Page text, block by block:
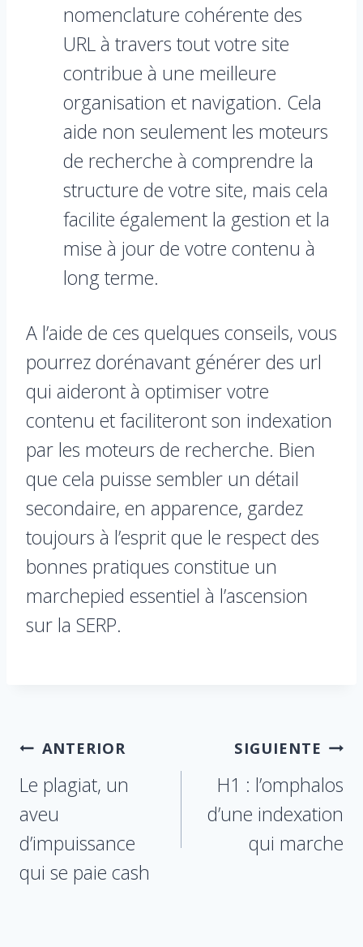
nomenclature cohérente des
URL à travers tout votre site
contribue à une meilleure
organisation et navigation. Cela
aide non seulement les moteurs
de recherche à comprendre la
structure de votre site, mais cela
facilite également la gestion et la
mise à jour de votre contenu à
long terme.
A l’aide de ces quelques conseils, vous
pourrez dorénavant générer des url
qui aideront à optimiser votre
contenu et faciliteront son indexation
par les moteurs de recherche. Bien
que cela puisse sembler un détail
secondaire, en apparence, gardez
toujours à l’esprit que le respect des
bonnes pratiques constitue un
marchepied essentiel à l’ascension
sur la SERP.
ANTERIOR
Le plagiat, un
aveu
d’impuissance
qui se paie cash
SIGUIENTE
H1 : l’omphalos
d’une indexation
qui marche